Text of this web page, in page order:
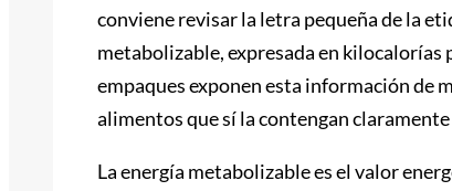
conviene revisar la letra pequeña de la
metabolizable, expresada en
empaques exponen esta información de
alimentos que sí la contengan
La energía metabolizable es el valor